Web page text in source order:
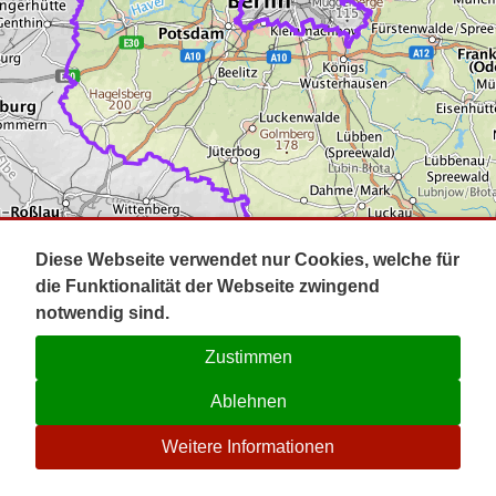
Impressum
Kontakt
☉
Diese Webseite verwendet nur Cookies, welche für
die Funktionalität der Webseite zwingend
notwendig sind.
Zustimmen
Ablehnen
Weitere Informationen